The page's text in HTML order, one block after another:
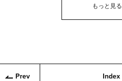
もっと見る
Prev Index